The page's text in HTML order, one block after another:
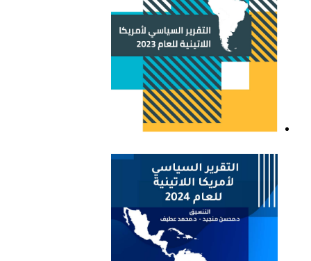
اللاتينية للعام 2023